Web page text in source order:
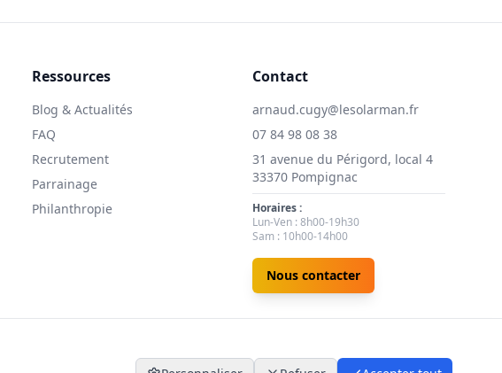
Ressources
Blog & Actualités
FAQ
Recrutement
Parrainage
Philanthropie
Contact
arnaud.cugy@lesolarman.fr
07 84 98 08 38
31 avenue du Périgord, local 4
33370 Pompignac
Horaires :
Lun-Ven : 8h00-19h30
Sam : 10h00-14h00
Nous contacter